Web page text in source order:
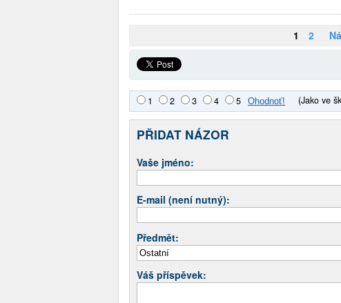
1 2
1 2 3 4 5 (Jako ve
PŘIDAT NÁZOR
Vaše jméno:
E-mail (není nutný):
Předmět:
Váš příspěvek: